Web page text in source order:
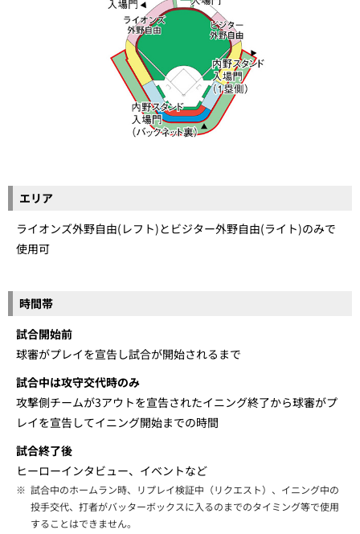
エリア
ライオンズ外野自由(レフト)とビジター外野自由(ライト)のみで
使用可
時間帯
試合開始前
球審がプレイを宣告し試合が開始されるまで
試合中は攻守交代時のみ
攻撃側チームが3アウトを宣告されたイニング終了から球審がプ
レイを宣告してイニング開始までの時間
試合終了後
ヒーローインタビュー、イベントなど
※ 試合中のホームラン時、リプレイ検証中（リクエスト）、イニング中の
投手交代、打者がバッターボックスに入るのまでのタイミング等で使用
することはできません。